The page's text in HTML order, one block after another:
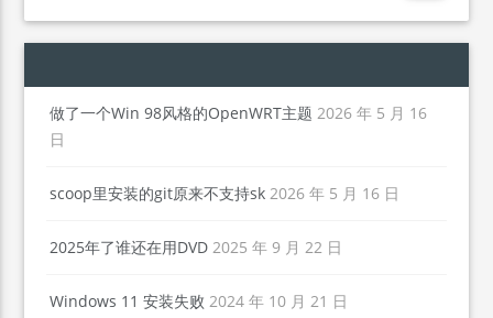
做了一个Win 98风格的OpenWRT主题 2026 年 5 月 16
日
scoop里安装的git原来不支持sk 2026 年 5 月 16 日
2025年了谁还在用DVD 2025 年 9 月 22 日
Windows 11 安装失败 2024 年 10 月 21 日